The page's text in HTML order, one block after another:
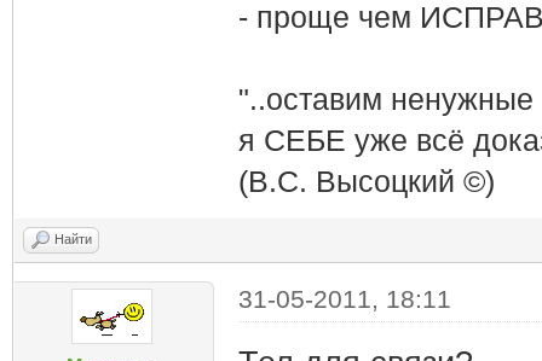
- проще чем
"..оставим
я СЕБЕ уже всё
(В.С. Высоцкий ©)
Найти
31-05-2011, 18:11